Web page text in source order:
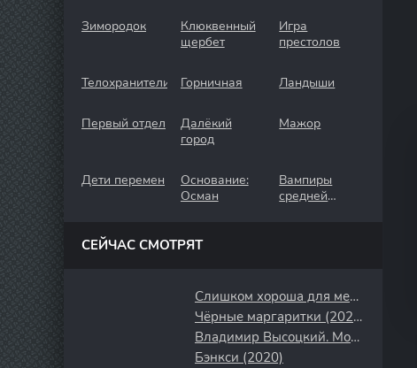
Зимородок
Клюквенный
щербет
Игра
престолов
Телохранители Горничная Ландыши
Первый отдел
Далёкий
город
Мажор
Дети перемен
Основание:
Осман
Вампиры
средней
СЕЙЧАС СМОТРЯТ
Слишком хороша для меня (2014)
Чёрные маргаритки (2024)
Владимир Высоцкий. Монолог (1987)
Бэнкси (2020)